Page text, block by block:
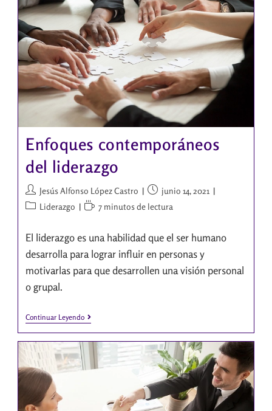
Enfoques contemporáneos
del liderazgo
Jesús Alfonso López Castro
junio 14, 2021
Liderazgo
7 minutos de lectura
El liderazgo es una habilidad que el ser humano
desarrolla para lograr influir en personas y
motivarlas para que desarrollen una visión personal
o grupal.
Continuar Leyendo